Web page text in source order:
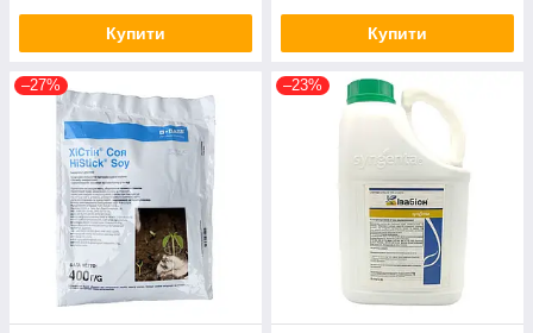
Купити Купити
–27% –23%